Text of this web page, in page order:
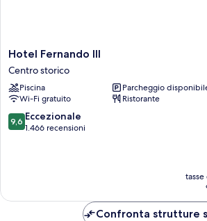
Hotel
Fernando
III
Centro
storico
Hotel Fernando III
Centro storico
Piscina
Parcheggio
Wi-Fi gratuito
Ristorante
9.6
su
9,6 Eccezionale
1.466 recensioni
Confronta strutture